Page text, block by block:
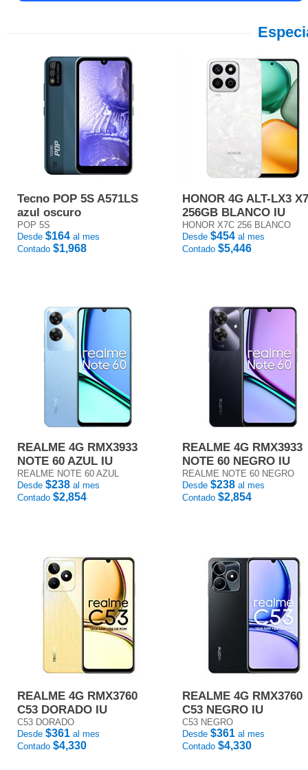
Tecno POP 5S A571LS
azul oscuro
POP 5S
Desde $164 al mes
Contado $1,968
HONOR 4G ALT-LX3
256GB BLANCO IU
HONOR X7C 256 BLANCO
Desde $454 al mes
Contado $5,446
REALME 4G RMX3933
NOTE 60 AZUL IU
REALME NOTE 60 AZUL
Desde $238 al mes
Contado $2,854
REALME 4G RMX3933
NOTE 60 NEGRO IU
REALME NOTE 60 NEGRO
Desde $238 al mes
Contado $2,854
REALME 4G RMX3760
C53 DORADO IU
C53 DORADO
Desde $361 al mes
Contado $4,330
REALME 4G RMX3760
C53 NEGRO IU
C53 NEGRO
Desde $361 al mes
Contado $4,330